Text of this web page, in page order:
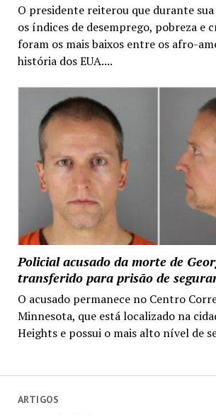
O presidente reiterou que durante
os índices de desemprego, pobreza e
foram os mais baixos entre os afro-
história dos EUA....
Policial acusado da morte de
transferido para prisão de
O acusado permanece no Centro
Minnesota, que está localizado na
Heights e possui o mais alto nível de
ARTIGOS